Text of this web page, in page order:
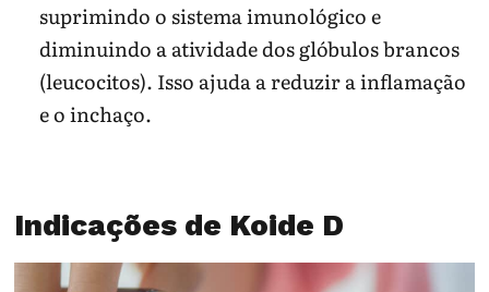
suprimindo o sistema imunológico e
diminuindo a atividade dos glóbulos brancos
(leucocitos). Isso ajuda a reduzir a inflamação
e o inchaço.
Indicações de Koide D